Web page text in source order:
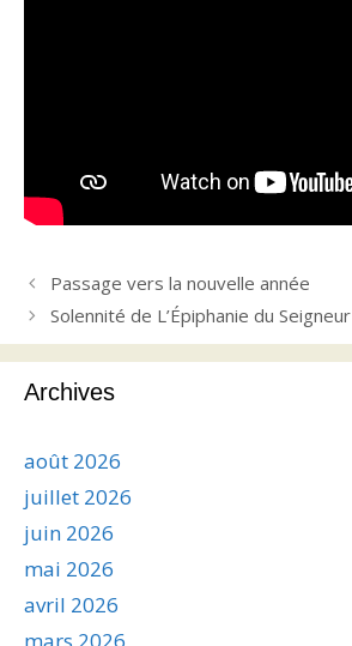
Passage vers la nouvelle année
Solennité de L’Épiphanie du Seigneur
Archives
août 2026
juillet 2026
juin 2026
mai 2026
avril 2026